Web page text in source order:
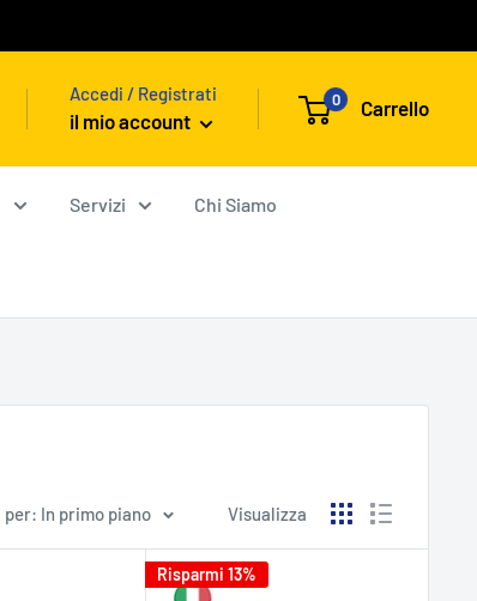
Accedi / Registrati
il mio account
0 Carrello
Servizi Chi Siamo
per: In primo piano Visualizza
Risparmi 13%